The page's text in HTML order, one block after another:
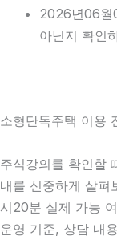
2026년06월
아닌지 확인
소형단독주택 이용
주식강의를 확인할
내를 신중하게 살
시20분 실제 가능
운영 기준, 상담 내